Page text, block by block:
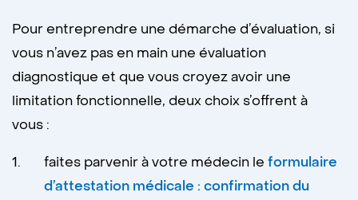
​Pour entreprendre une démarche d’évaluation, si
vous n’avez pas en main une évaluation
diagnostique et que vous croyez avoir une
limitation fonctionnelle, deux choix s’offrent à
vous :
faites parvenir à votre médecin le formulaire
d’attestation médicale : confirmation du